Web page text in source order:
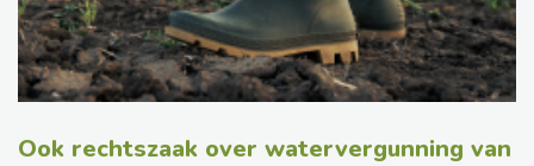
Ook rechtszaak over watervergunning van